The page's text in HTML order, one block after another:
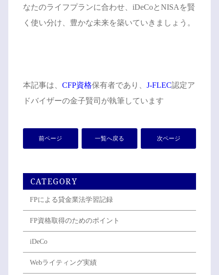
なたのライフプランに合わせ、iDeCoとNISAを賢
く使い分け、豊かな未来を築いていきましょう。
本記事は、 CFP資格保有者であり、 J-FLEC認定ア
ドバイザーの金子賢司が執筆しています
前ページ 一覧へ戻る 次ページ
CATEGORY
FPによる貸金業法学習記録
FP資格取得のためのポイント
iDeCo
Webライティング実績